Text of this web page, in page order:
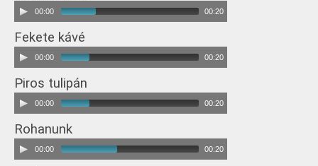
00:00 00:20
Fekete kávé
00:00 00:20
Piros tulipán
00:00 00:20
Rohanunk
00:00 00:20